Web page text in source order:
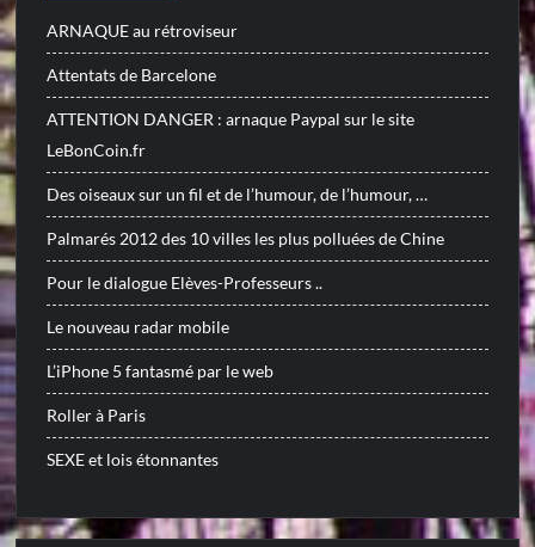
ARNAQUE au rétroviseur
Attentats de Barcelone
ATTENTION DANGER : arnaque Paypal sur le site
LeBonCoin.fr
Des oiseaux sur un fil et de l’humour, de l’humour, …
Palmarés 2012 des 10 villes les plus polluées de Chine
Pour le dialogue Elèves-Professeurs ..
Le nouveau radar mobile
L’iPhone 5 fantasmé par le web
Roller à Paris
SEXE et lois étonnantes